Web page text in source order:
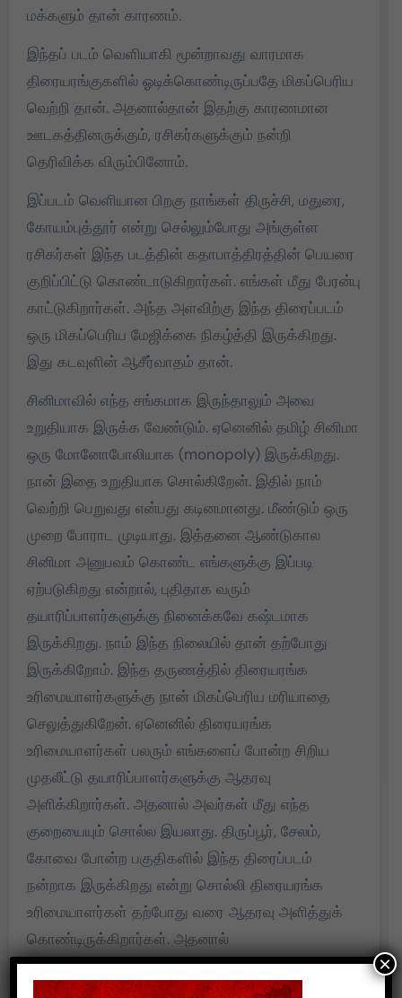
மக்களும் தான் காரணம்.
இந்தப் படம் வெளியாகி மூன்றாவது வாரமாக
திரையரங்குகளில் ஓடிக்கொண்டிருப்பதே மிகப்பெரிய
வெற்றி தான். அதனால்தான் இதற்கு காரணமான
ஊடகத்தினருக்கும், ரசிகர்களுக்கும் நன்றி
தெரிவிக்க விரும்பினோம்.
இப்படம் வெளியான பிறகு நாங்கள் திருச்சி, மதுரை,
கோயம்புத்தூர் என்று செல்லும்போது அங்குள்ள
ரசிகர்கள் இந்த படத்தின் கதாபாத்திரத்தின் பெயரை
குறிப்பிட்டு கொண்டாடுகிறார்கள். எங்கள் மீது பேரன்பு
காட்டுகிறார்கள். அந்த அளவிற்கு இந்த திரைப்படம்
ஒரு மிகப்பெரிய மேஜிக்கை நிகழ்த்தி இருக்கிறது.
இது கடவுளின் ஆசீர்வாதம் தான்.
சினிமாவில் எந்த சங்கமாக இருந்தாலும் அவை
உறுதியாக இருக்க வேண்டும்.‌ ஏனெனில் தமிழ் சினிமா
ஒரு மோனோபோலியாக (monopoly) இருக்கிறது.
நான் இதை உறுதியாக சொல்கிறேன். இதில் நாம்
வெற்றி பெறுவது என்பது கடினமானது. மீண்டும் ஒரு
முறை போராட முடியாது. இத்தனை ஆண்டுகால
சினிமா அனுபவம் கொண்ட எங்களுக்கு இப்படி
ஏற்படுகிறது என்றால், புதிதாக வரும்
தயாரிப்பாளர்களுக்கு நினைக்கவே கஷ்டமாக
இருக்கிறது. நாம் இந்த நிலையில் தான் தற்போது
இருக்கிறோம். இந்த தருணத்தில் திரையரங்க
உரிமையாளர்களுக்கு நான் மிகப்பெரிய மரியாதை
செலுத்துகிறேன். ஏனெனில் திரையரங்க
உரிமையாளர்கள் பலரும் எங்களைப் போன்ற சிறிய
முதலீட்டு தயாரிப்பாளர்களுக்கு ஆதரவு
அளிக்கிறார்கள். அதனால் அவர்கள் மீது எந்த
குறையையும் சொல்ல இயலாது. திருப்பூர், சேலம்,
கோவை போன்ற பகுதிகளில் இந்த திரைப்படம்
நன்றாக இருக்கிறது என்று சொல்லி திரையரங்க
உரிமையாளர்கள் தற்போது வரை ஆதரவு அளித்துக்
கொண்டிருக்கிறார்கள். அதனால்
தயாரிப்பாளர்களாகிய நாம் தான் சரியில்லை.
தயாரிப்பாளர்கள் சங்கத்தில் தான் சுயநலம் அதிகம்
×